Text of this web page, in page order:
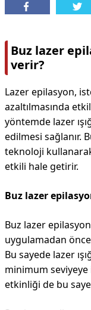
Buz lazer
verir?
Lazer epilasyon,
azaltılmasında
yöntemde lazer
edilmesi sağlanır.
teknoloji
etkili hale getirir.
Buz lazer
Buz lazer
uygulamadan
Bu sayede lazer
minimum seviyeye
etkinliği de bu